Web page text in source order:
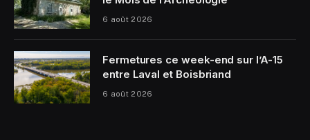
6 août 2026
Fermetures ce week-end sur l’A-15
entre Laval et Boisbriand
6 août 2026